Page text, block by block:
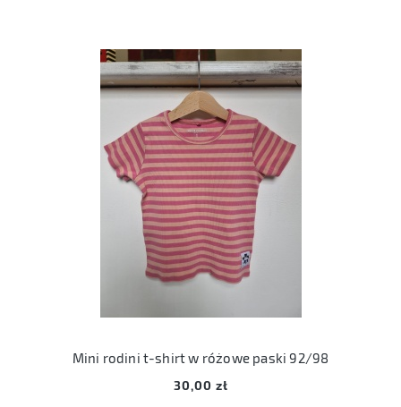
Mini rodini t-shirt w różowe paski 92/98
30,00 zł